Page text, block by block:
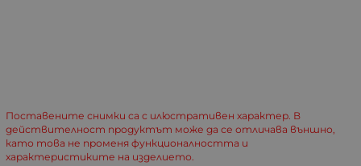
Поставените снимки са с илюстративен характер. В
действителност продуктът може да се отличава външно,
като това не променя функционалността и
характеристиките на изделието.